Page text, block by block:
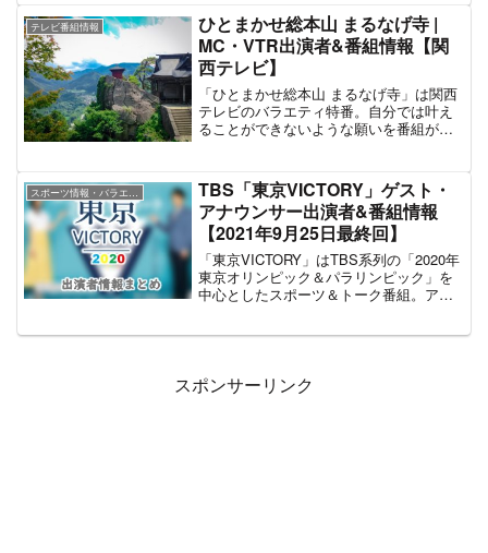
ている。日本におけるテレビ放送は衛星
放送「WOWOW」と地上波「テレビ東
京」が共同で放映権を所有する。この記
事ではテレビ東京の「全仏オープンテニ
ス」中継放送における出演者情報を中心
にまとめた。
人数が限定される」「たどり着くのが難
しい」。ほとんどの人が行かないような
場所、逆に言えばわずかにな人が訪れる
場所には「そこに行く相応の理由がある
はず」。「99%の人が行かないニッポ
ン」はそんな「1%の観光客しか訪れない
ような場所」に芸能人が赴いて、新たな
日本の魅力を紹介していくという旅バラ
ン」の出演者と番組情報を掲載する。
テレビ番組情報
ひとまかせ総本山 まるなげ寺 |
MC・VTR出演者&番組情報【関
西テレビ】
「ひとまかせ総本山 まるなげ寺」は関西
テレビのバラエティ特番。自分では叶え
ることができないような願いを番組が聞
る。番組内の設定上では「人々の願い
を”まるなげ寺”が聞き入れ、プロに”丸投
げ”して解決していく」ということになっ
ている。番組の主要キャストはお坊さん
という設定で出演。メインMCは日村勇紀
（バナナマン）、山崎弘也（アンタッチ
ャブル）」が務め、さらにリポーターと
してANZEN漫才・みやぞん、タージン、
さらに最新第3弾の2020年12月13日放送
て参戦。「息子の足を速くしてほしい」
「関東全域の駄菓子屋MAPを作ってほし
スポーツ情報・バラエティ番組
TBS「東京VICTORY」ゲスト・
アナウンサー出演者&番組情報
【2021年9月25日最終回】
「東京VICTORY」はTBS系列の「2020年
東京オリンピック＆パラリンピック」を
中心としたスポーツ＆トーク番組。アニ
大会を目指すトップアスリートをスタジ
オにゲストとして招いてトークを繰り広
スポンサーリンク